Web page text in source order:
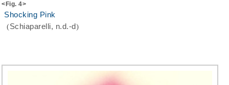
<Fig. 4>
Shocking Pink
(Schiaparelli, n.d.-d)